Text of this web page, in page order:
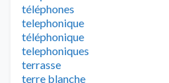
téléphones
telephonique
téléphonique
telephoniques
terrasse
terre blanche